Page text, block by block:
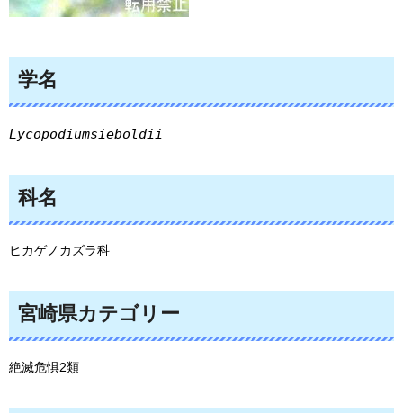
学名
Lycopodiumsieboldii
科名
ヒカゲノカズラ科
宮崎県カテゴリー
絶滅危惧2類